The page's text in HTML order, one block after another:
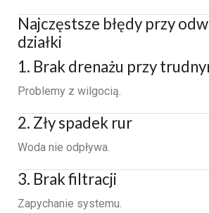
Najczęstsze błędy przy
działki
1. Brak drenażu przy
Problemy z wilgocią.
2. Zły spadek rur
Woda nie odpływa.
3. Brak filtracji
Zapychanie systemu.